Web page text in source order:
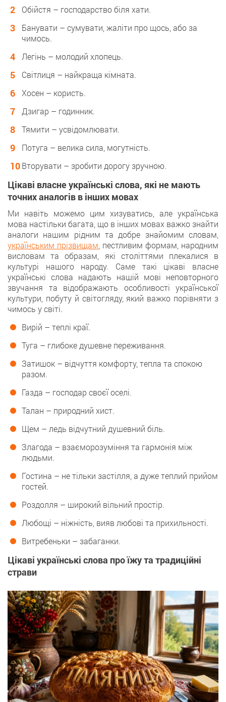
Обійстя – господарство біля хати.
Банувати – сумувати, жаліти про щось, або за
чимось.
Легінь – молодий хлопець.
Світлиця – найкраща кімната.
Хосен – користь.
Дзигар – годинник.
Тямити – усвідомлювати.
Потуга – велика сила, могутність.
Вторувати – зробити дорогу зручною.
Цікаві власне українські слова, які не мають
точних аналогів в інших мовах
Ми навіть можемо цим хизуватись, але українська
мова настільки багата, що в інших мовах важко знайти
аналоги нашим рідним та добре знайомим словам,
українським прізвищам, пестливим формам, народним
висловам та образам, які століттями плекалися в
культурі нашого народу. Саме такі цікаві власне
українські слова надають нашій мові неповторного
звучання та відображають особливості української
культури, побуту й світогляду, який важко порівняти з
чимось у світі.
Вирій – теплі краї.
Туга – глибоке душевне переживання.
Затишок – відчуття комфорту, тепла та спокою
разом.
Газда – господар своєї оселі.
Талан – природний хист.
Щем – ледь відчутний душевний біль.
Злагода – взаєморозуміння та гармонія між
людьми.
Гостина – не тільки застілля, а дуже теплий прийом
гостей.
Роздолля – широкий вільний простір.
Любощі – ніжність, вияв любові та прихильності.
Витребеньки – забаганки.
Цікаві українські слова про їжу та традиційні
страви